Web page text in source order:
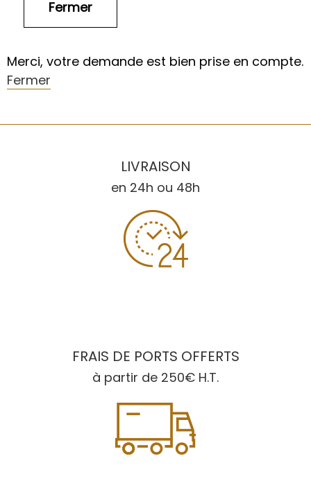
Merci, votre demande est bien prise en compte.
Fermer
LIVRAISON
en 24h ou 48h
FRAIS DE PORTS OFFERTS
à partir de 250€ H.T.